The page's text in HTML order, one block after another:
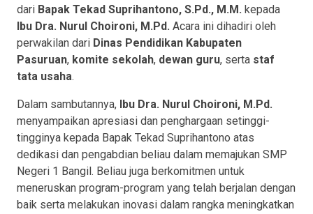
dari Bapak Tekad Suprihantono, S.Pd., M.M. kepada
Ibu Dra. Nurul Choironi, M.Pd. Acara ini dihadiri oleh
perwakilan dari Dinas Pendidikan Kabupaten
Pasuruan, komite sekolah, dewan guru, serta staf
tata usaha.
Dalam sambutannya, Ibu Dra. Nurul Choironi, M.Pd.
menyampaikan apresiasi dan penghargaan setinggi-
tingginya kepada Bapak Tekad Suprihantono atas
dedikasi dan pengabdian beliau dalam memajukan SMP
Negeri 1 Bangil. Beliau juga berkomitmen untuk
meneruskan program-program yang telah berjalan dengan
baik serta melakukan inovasi dalam rangka meningkatkan